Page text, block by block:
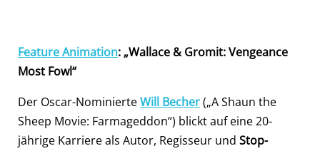
Feature Animation: „Wallace & Gromit: Vengeance
Most Fowl“
Der Oscar-NominierteWill Becher(„A Shaun the
Sheep Movie: Farmageddon“) blickt auf eine 20-
jährige Karriere als Autor, Regisseur und Stop-